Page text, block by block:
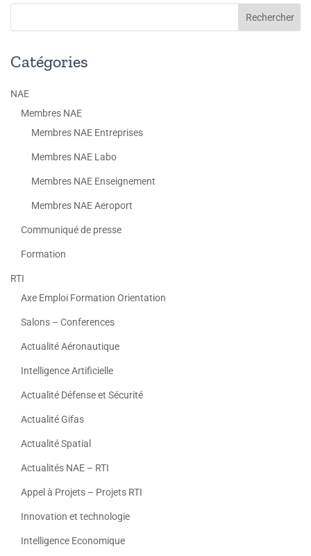
Catégories
NAE
Membres NAE
Membres NAE Entreprises
Membres NAE Labo
Membres NAE Enseignement
Membres NAE Aeroport
Communiqué de presse
Formation
RTI
Axe Emploi Formation Orientation
Salons – Conferences
Actualité Aéronautique
Intelligence Artificielle
Actualité Défense et Sécurité
Actualité Gifas
Actualité Spatial
Actualités NAE – RTI
Appel à Projets – Projets RTI
Innovation et technologie
Intelligence Economique